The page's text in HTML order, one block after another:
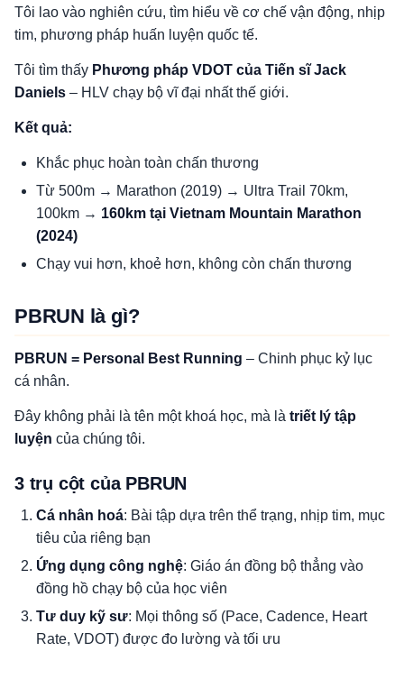
Tôi lao vào nghiên cứu, tìm hiểu về cơ chế vận động, nhịp
tim, phương pháp huấn luyện quốc tế.
Tôi tìm thấy Phương pháp VDOT của Tiến sĩ Jack
Daniels – HLV chạy bộ vĩ đại nhất thế giới.
Kết quả:
Khắc phục hoàn toàn chấn thương
Từ 500m → Marathon (2019) → Ultra Trail 70km,
100km → 160km tại Vietnam Mountain Marathon
(2024)
Chạy vui hơn, khoẻ hơn, không còn chấn thương
PBRUN là gì?
PBRUN = Personal Best Running – Chinh phục kỷ lục
cá nhân.
Đây không phải là tên một khoá học, mà là triết lý tập
luyện của chúng tôi.
3 trụ cột của PBRUN
Cá nhân hoá: Bài tập dựa trên thể trạng, nhịp tim, mục
tiêu của riêng bạn
Ứng dụng công nghệ: Giáo án đồng bộ thẳng vào
đồng hồ chạy bộ của học viên
Tư duy kỹ sư: Mọi thông số (Pace, Cadence, Heart
Rate, VDOT) được đo lường và tối ưu